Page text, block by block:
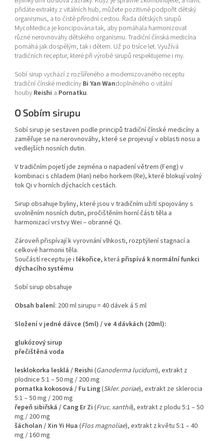
přidáte extrakty z vitálních hub, můžete pozitivně podpořit dětský
organismus, a to čistě přírodní cestou. Řada dětských sirupů
MycoMedica je koncipována tak, aby pomáhala harmonizovat
různé nerovnováhy dětského organismu. Tradiční čínská medicína
pomáhá jak dospělým, tak i dětem. Už po tisíce let. Využívá
tradičních receptur, které při výrobě sirupů respektujeme i my.
Sobí sirup vychází z rozšířeného a modernizovaného receptu
tradiční čínské medicíny Bi Yan Wandoplněného o vitální
houby Reishi a Pornatku.
O Sobím sirupu
Sobí sirup je sestaven podle principů tradiční čínské medicíny a
zaměřuje se na nerovnováhy, které se projevují v oblasti nosu a
vedlejších nosních dutin.
V tradičním pojetí jde zejména o napadení větrem (Feng) v
kombinaci s chladem (Han) nebo horkem (Re), které blokují volný
tok Qi v horních dýchacích cestách.
Sirup obsahuje byliny, které jsou v tradičním užití spojovány s
uvolněním nosních dutin, pročištěním horní části těla a
harmonizací vrstvy Wei – obranné Qi.
Zároveň přispívají k vyrovnání vlhkosti, rozptýlení stagnací a
celkové harmonii těla.
Součástí receptu je i lékořice, která přispívá k normální funkci
dýchacího systému
Sobí sirup obsahuje
Obsah balení: 200 ml sirupu = 40 dávek á 5 ml
Složenív jedné dávce (5ml) / ve 4 dávkách (20ml):
glukózový sirup
přečištěná voda
lesklokorka lesklá / Reishi (Ganoderma lucidum), extrakt z
plodnice 5:1 – 50 mg / 200 mg
pornatka kokosová / Fu Ling(Skler. poriae), extrakt ze sklerocia
5:1 – 50 mg / 200 mg
řepeň sibiřská / Cang Er Zi (Fruc. xanthii), extrakt z plodu 5:1 – 50
mg / 200 mg
šácholan / Xin Yi Hua (Flos magnoliae), extrakt z květu 5:1 – 40
mg / 160 mg